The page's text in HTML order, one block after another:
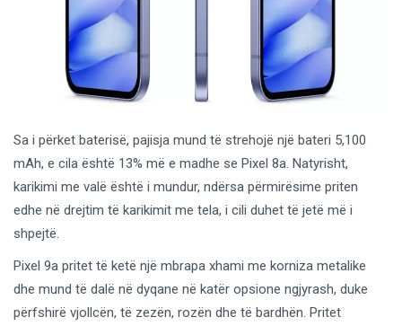
Sa i përket baterisë, pajisja mund të strehojë një bateri 5,100
mAh, e cila është 13% më e madhe se Pixel 8a. Natyrisht,
karikimi me valë është i mundur, ndërsa përmirësime priten
edhe në drejtim të karikimit me tela, i cili duhet të jetë më i
shpejtë.
Pixel 9a pritet të ketë një mbrapa xhami me korniza metalike
dhe mund të dalë në dyqane në katër opsione ngjyrash, duke
përfshirë vjollcën, të zezën, rozën dhe të bardhën. Pritet